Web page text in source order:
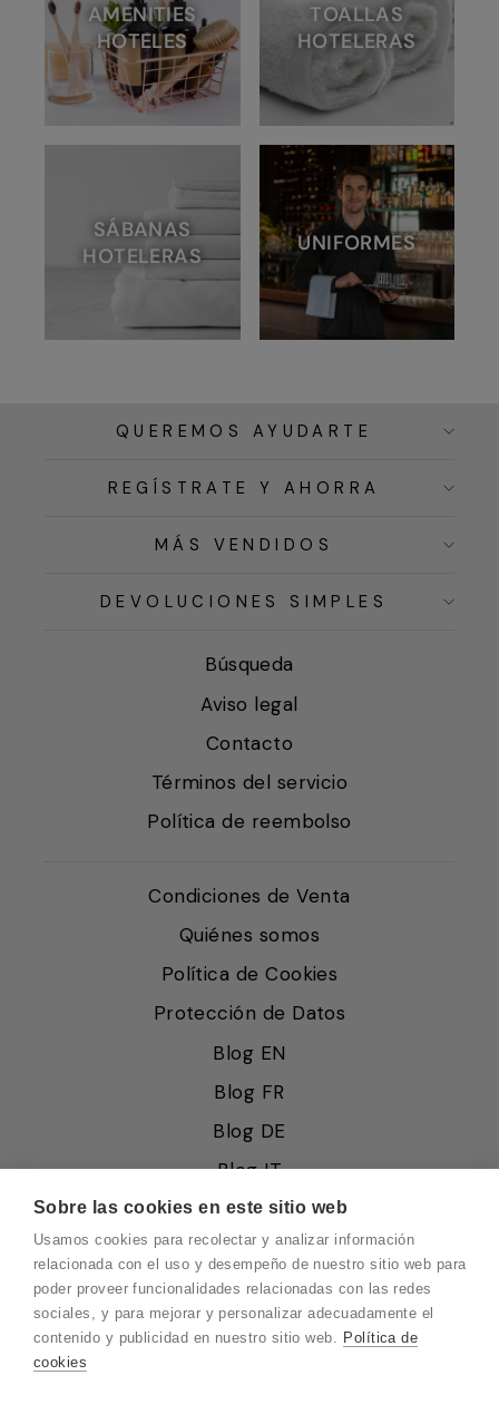
Sobre las cookies en este sitio web
Usamos cookies para recolectar y analizar información
relacionada con el uso y desempeño de nuestro sitio web para
poder proveer funcionalidades relacionadas con las redes
sociales, y para mejorar y personalizar adecuadamente el
contenido y publicidad en nuestro sitio web. Política de
cookies
AMENITIES
HOTELES
TOALLAS
HOTELERAS
SÁBANAS
HOTELERAS
UNIFORMES
QUEREMOS AYUDARTE
REGÍSTRATE Y AHORRA
MÁS VENDIDOS
DEVOLUCIONES SIMPLES
Búsqueda
Aviso legal
Contacto
Términos del servicio
Política de reembolso
Condiciones de Venta
Quiénes somos
Política de Cookies
Protección de Datos
Blog EN
Blog FR
Blog DE
Blog IT
© 2026 Pink Ant
Tecnología de Shopify